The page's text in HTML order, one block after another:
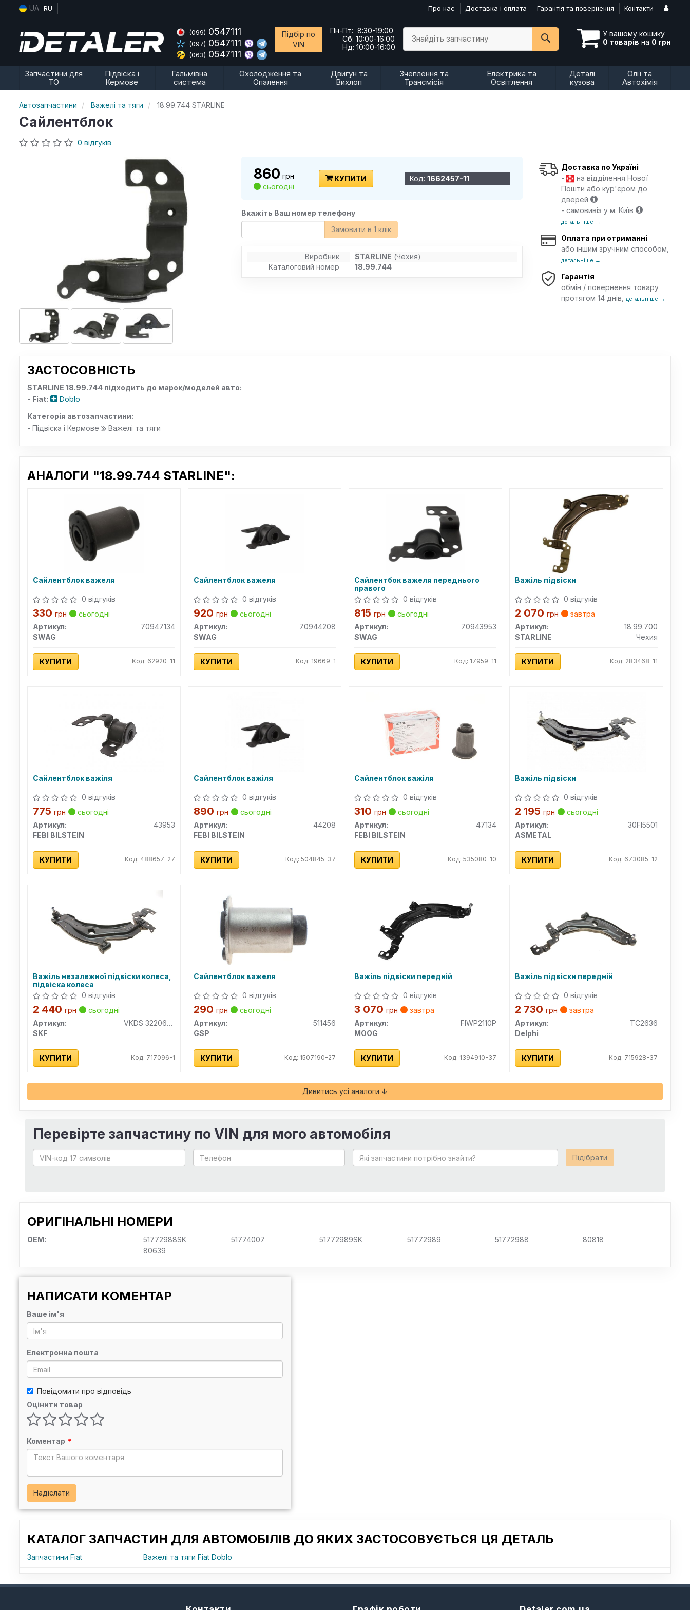
UA RU Про нас Доставка і оплата Гарантія та повернення Контакти
(099) 0547111
(097) 0547111
(063) 0547111
Підбір по
VIN
Пн-Пт: 8:30-19:00
Сб: 10:00-16:00
Нд: 10:00-16:00
У вашому кошику
0 товарів на 0 грн
Знайдіть запчастину
Запчастини для
ТО
Підвіска і
Кермове
Гальмівна
система
Охолодження та
Опалення
Двигун та
Вихлоп
Зчеплення та
Трансмісія
Електрика та
Освітлення
Деталі
кузова
Олії та
Автохімія
Автозапчастини Важелі та тяги 18.99.744 STARLINE
Сайлентблок
0 відгуків
860 грн
сьогодні
КУПИТИ Код:1662457-11
Вкажіть Ваш номер телефону
Замовити в 1 клік
Виробник STARLINE (Чехия)
Каталоговий номер
18.99.744
Доставка по Україні
-
на відділення Нової
Пошти або кур'єром до
дверей
- самовивіз у м. Київ
детальніше →
Оплата при отриманні
або іншим зручним способом,
детальніше →
Гарантія
обмін / повернення товару
протягом 14 днів,детальніше →
ЗАСТОСОВНІСТЬ
STARLINE 18.99.744 підходить до марок/моделей авто:
- Fiat:
Doblo
Категорія автозапчастини:
- Підвіска і Кермове
Важелі та тяги
АНАЛОГИ "18.99.744 STARLINE":
Сайлентблок важеля
0 відгуків
330 грн
сьогодні
Артикул:
70947134
SWAG
КУПИТИ Код: 62920-11
Сайлентблок важеля
0 відгуків
920 грн
сьогодні
Артикул:
70944208
SWAG
КУПИТИ Код: 19669-1
Сайлентбок важеля переднього
правого
0 відгуків
815 грн
сьогодні
Артикул:
70943953
SWAG
КУПИТИ Код: 17959-11
Важіль підвіски
0 відгуків
2 070грн
завтра
Артикул:
18.99.700
STARLINE
Чехия
КУПИТИ Код: 283468-11
Сайлентблок важіля
0 відгуків
775 грн
сьогодні
Артикул:
43953
FEBI BILSTEIN
КУПИТИ Код: 488657-27
Сайлентблок важіля
0 відгуків
890 грн
сьогодні
Артикул:
44208
FEBI BILSTEIN
КУПИТИ Код: 504845-37
Сайлентблок важіля
0 відгуків
310 грн
сьогодні
Артикул:
47134
FEBI BILSTEIN
КУПИТИ Код: 535080-10
Важіль підвіски
0 відгуків
2 195грн
сьогодні
Артикул:
30FI5501
ASMETAL
КУПИТИ Код: 673085-12
Важіль незалежної підвіски колеса,
підвіска колеса
0 відгуків
2 440 грн
сьогодні
Артикул:
VKDS 322060 B
SKF
КУПИТИ Код: 717096-1
Сайлентблок важеля
0 відгуків
290 грн
сьогодні
Артикул:
511456
GSP
КУПИТИ Код: 1507190-27
Важіль підвіски передній
0 відгуків
3 070 грн
завтра
Артикул:
FIWP2110P
MOOG
КУПИТИ Код: 1394910-37
Важіль підвіски передній
0 відгуків
2 730грн
завтра
Артикул:
TC2636
Delphi
КУПИТИ Код: 715928-37
Дивитись усі аналоги ↓
Перевірте запчастину по VIN для мого автомобіля
Підібрати
ОРИГІНАЛЬНІ НОМЕРИ
OEM: 51772988SK 51774007 51772989SK 51772989 51772988
80818
80639
НАПИСАТИ КОМЕНТАР
Ваше ім'я
Електронна пошта
Повідомити про відповідь
Оцінити товар
Коментар *
Надіслати
КАТАЛОГ ЗАПЧАСТИН ДЛЯ АВТОМОБІЛІВ ДО ЯКИХ ЗАСТОСОВУЄТЬСЯ ЦЯ ДЕТАЛЬ
Запчастини Fiat Важелі та тяги Fiat Doblo